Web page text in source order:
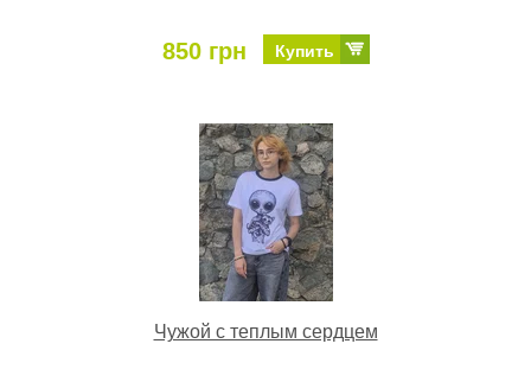
850 грн Купить
Чужой с теплым сердцем